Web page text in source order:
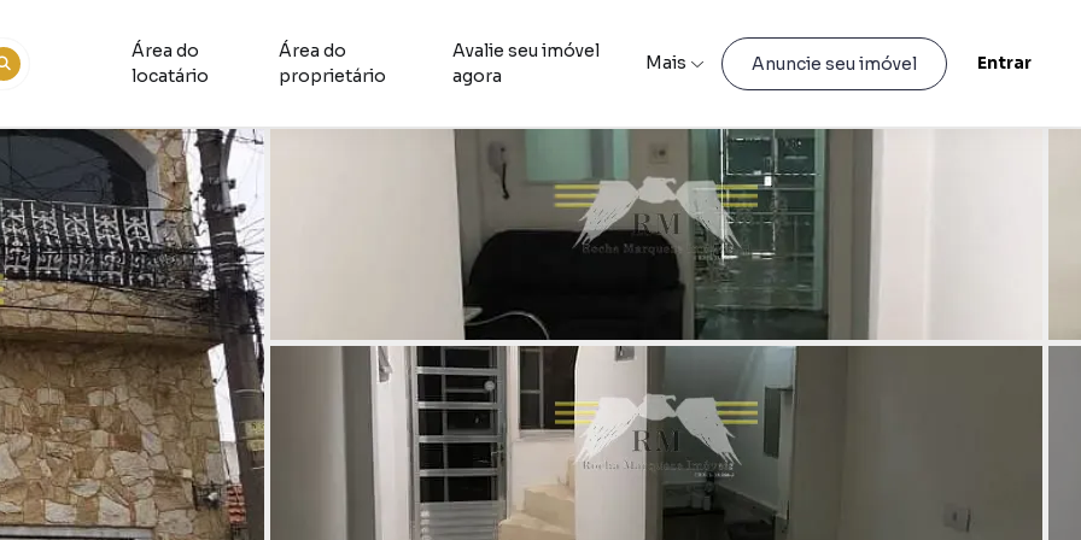
Área do
locatário
Área do
proprietário
Avalie seu imóvel
agora
Mais Anuncie seu imóvel Entrar